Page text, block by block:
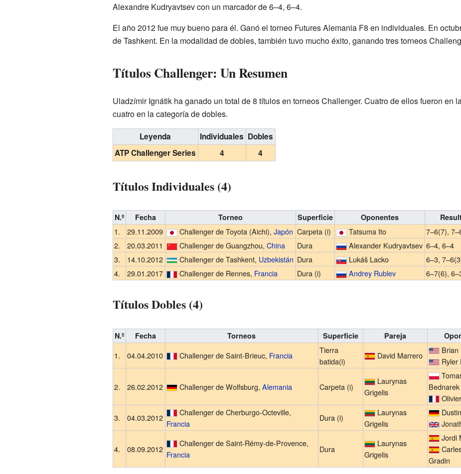
Alexandre Kudryavtsev con un marcador de 6–4, 6–4.
El año 2012 fue muy bueno para él. Ganó el torneo Futures Alemania F8 en individuales. En
de Tashkent. En la modalidad de dobles, también tuvo mucho éxito, ganando tres torneos
Títulos Challenger: Un Resumen
Uladzímir Ignátik ha ganado un total de 8 títulos en torneos Challenger. Cuatro de ellos fueron en
cuatro en la categoría de dobles.
Leyenda Individuales Dobles
ATP Challenger Series
4 4
Títulos Individuales (4)
N.º Fecha Torneo Superficie Oponentes
1. 29.11.2009 Challenger de Toyota (Aichi),Japón Carpeta (i) Tatsuma Ito
7–6(7),
2.
20.03.2011 Challenger de Guangzhou,China Dura Alexander Kudryavtsev 6–4, 6–4
3.
14.10.2012 Challenger de Tashkent, Uzbekistán Dura Lukáš Lacko
6–3,
4.
29.01.2017 Challenger de Rennes, Francia Dura (i) Andrey Rublev 6–7(6),
Títulos Dobles (4)
N.º Fecha Torneos Superficie Pareja
1. 04.04.2010 Challenger de Saint-Brieuc, Francia
Tierra
batida(i)
David Marrero
Brian
Ryler
2. 26.02.2012 Challenger de Wolfsburg,Alemania Carpeta (i)
Laurynas
Grigelis
Bednarek
3. 04.03.2012
Challenger de Cherburgo-Octeville,
Francia
Dura (i)
Laurynas
Grigelis
4. 08.09.2012
Challenger de Saint-Rémy-de-Provence,
Francia
Dura
Laurynas
Grigelis
Jordi
Gradin